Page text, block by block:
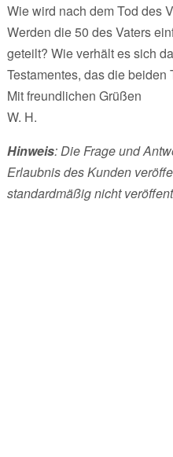
Wie wird nach dem Tod des
Werden die 50 des Vaters
geteilt? Wie verhält es sich
Testamentes, das die beiden
Mit freundlichen Grüßen
W. H.
Hinweis: Die Frage und
Erlaubnis des Kunden
standardmäßig nicht